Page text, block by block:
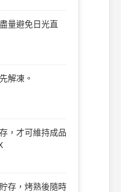
量避免日光直
解凍。
，才可維持成品
存，烤熟後隨時